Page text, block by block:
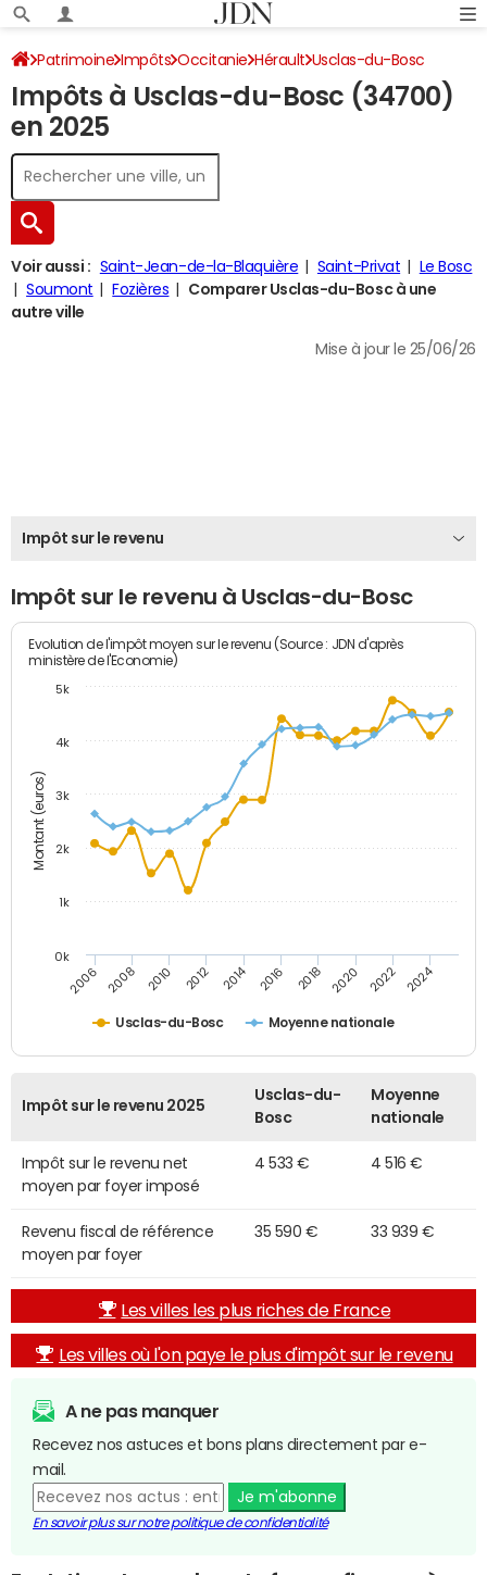
Patrimoine Impôts Occitanie Hérault Usclas-du-Bosc
Impôt sur le revenu
Impôts à Usclas-du-Bosc (34700)
en 2025
Voir aussi : Saint-Jean-de-la-Blaquière Saint-Privat
Le Bosc
Soumont
Fozières
Comparer Usclas-du-Bosc à une
autre ville
Mise à jour le 25/06/26
Impôt sur le revenu
Impôt sur le revenu à Usclas-du-Bosc
Montant (euros)
Evolution de l'impôt moyen sur le revenu (Source : JDN d'après
ministère de l'Economie)
Usclas-du-Bosc Moyenne nationale
2006 2008 2010 2012 2014 2016 2018 2020 2022 2024
0k
1k
2k
3k
4k
5k
Impôt sur le revenu 2025
Usclas-du-
Bosc
Moyenne
nationale
Impôt sur le revenu net
moyen par foyer imposé
4 533 € 4 516 €
Revenu fiscal de référence
moyen par foyer
35 590 € 33 939 €
Les villes les plus riches de France
Les villes où l'on paye le plus d'impôt sur le revenu
A ne pas manquer
Recevez nos astuces et bons plans directement par e-
mail.
Je m'abonne
En savoir plus sur notre politique de confidentialité